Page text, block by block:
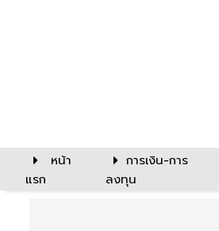
หน้า
แรก
การเงิน-การ
ลงทุน